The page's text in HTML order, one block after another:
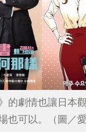
的劇情也讓日本
也可以。（圖／愛